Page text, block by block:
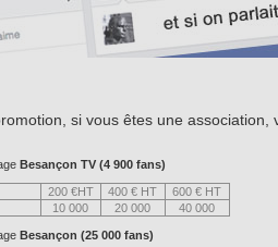
si vous êtes une association,
Besançon TV (4 900 fans)
200 €HT 400 € HT
600 € HT
10 000 20 000 40 000
Besançon (25 000 fans)